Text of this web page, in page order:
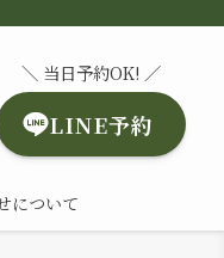
について
＼ 当日予約OK! ／
LINE予約